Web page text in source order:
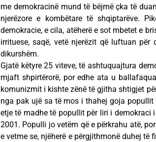
me demokracinë mund të bëjmë çka të
njerëzore e kombëtare të shqiptarëve.
demokracie, e cila, atëherë e sot mbetet e
irrituese, saqë, vetë njerëzit që luftuan
dikurshëm.
Gjatë këtyre 25 viteve, të ashtuquajtura
mjaft shpirtërorë, por edhe ata u
komunizmit i kishte zënë të gjitha shtigjet
nga pak ujë sa të mos i thahej goja
etje të madhe të popullit për liri i
2001. Populli jo vetëm që e përkrahu atë,
e vetme se, njëherë e përgjithmonë duhej